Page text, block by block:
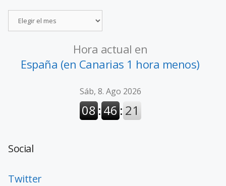
Hora actual en
España (en Canarias 1 hora menos)
Social
Twitter